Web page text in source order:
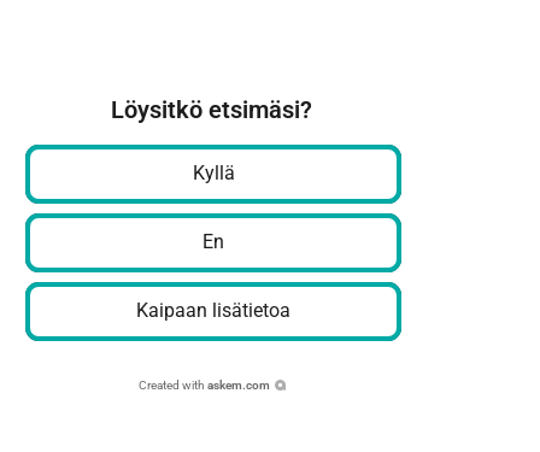
Löysitkö etsimäsi?
Kyllä
En
Kaipaan lisätietoa
Created with askem.com